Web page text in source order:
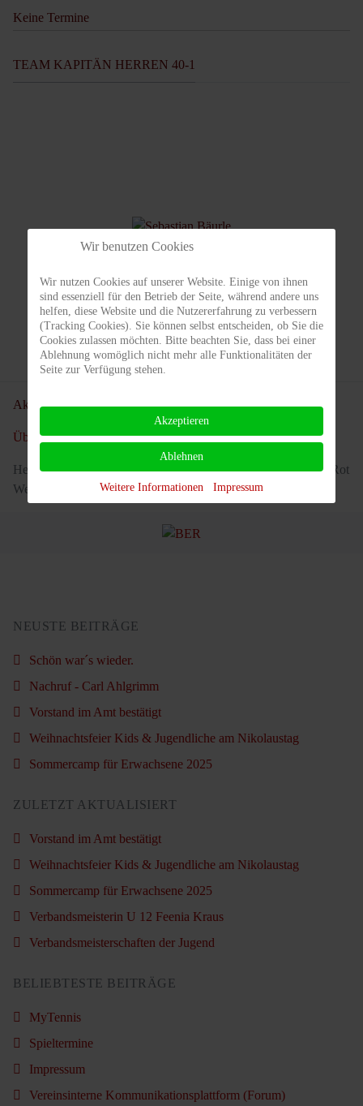
Keine Termine
TEAM KAPITÄN HERREN 40-1
Sebastian Bäurle
Team Kapitän Herren 40-1
Aktuelle Seite:Startseite Teams Herren Herren 40-1
Über unseren Verein
Herzlich willkommen im virtuellen Clubhaus des Tennisclubs Rot
Weiß Großbeeren!
NEUSTE BEITRÄGE
Schön war´s wieder.
Nachruf - Carl Ahlgrimm
Vorstand im Amt bestätigt
Weihnachtsfeier Kids & Jugendliche am Nikolaustag
Sommercamp für Erwachsene 2025
ZULETZT AKTUALISIERT
Vorstand im Amt bestätigt
Weihnachtsfeier Kids & Jugendliche am Nikolaustag
Sommercamp für Erwachsene 2025
Verbandsmeisterin U 12 Feenia Kraus
Verbandsmeisterschaften der Jugend
BELIEBTESTE BEITRÄGE
MyTennis
Spieltermine
Impressum
Vereinsinterne Kommunikationsplattform (Forum)
Wir benutzen Cookies
Wir nutzen Cookies auf unserer Website. Einige von ihnen
sind essenziell für den Betrieb der Seite, während andere uns
helfen, diese Website und die Nutzererfahrung zu verbessern
(Tracking Cookies). Sie können selbst entscheiden, ob Sie die
Cookies zulassen möchten. Bitte beachten Sie, dass bei einer
Ablehnung womöglich nicht mehr alle Funktionalitäten der
Seite zur Verfügung stehen.
Akzeptieren
Ablehnen
Weitere Informationen Impressum